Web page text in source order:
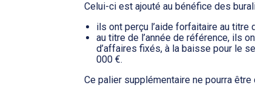
Celui-ci est ajouté au bénéfice des
ils ont perçu l’aide forfaitaire au titre
au titre de l’année de référence, ils
d’affaires fixés, à la baisse pour le
000 €.
Ce palier supplémentaire ne pourra être